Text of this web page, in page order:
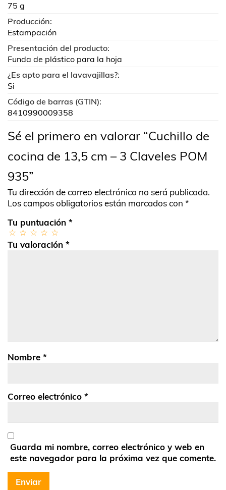
75 g
Producción:
Estampación
Presentación del producto:
Funda de plástico para la hoja
¿Es apto para el lavavajillas?:
Si
Código de barras (GTIN):
8410990009358
Sé el primero en valorar “Cuchillo de
cocina de 13,5 cm – 3 Claveles POM
935”
Tu dirección de correo electrónico no será publicada.
Los campos obligatorios están marcados con *
Tu puntuación *
Tu valoración *
Nombre *
Correo electrónico *
Guarda mi nombre, correo electrónico y web en
este navegador para la próxima vez que comente.